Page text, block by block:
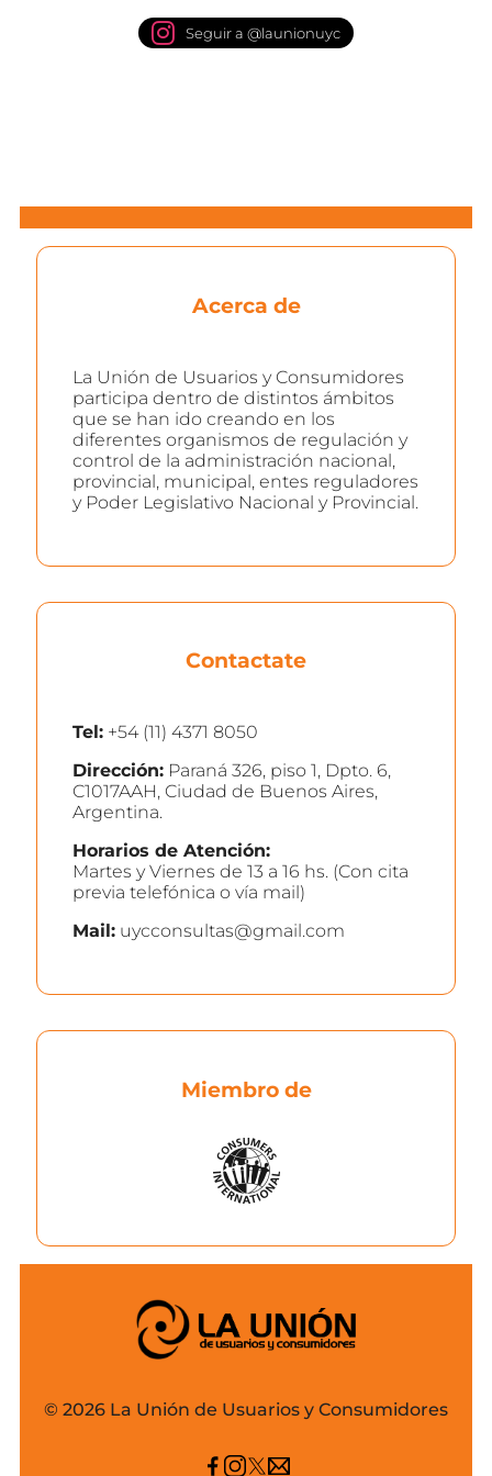
Seguir a @launionuyc
Acerca de
La Unión de Usuarios y Consumidores
participa dentro de distintos ámbitos
que se han ido creando en los
diferentes organismos de regulación y
control de la administración nacional,
provincial, municipal, entes reguladores
y Poder Legislativo Nacional y Provincial.
Contactate
Tel: +54 (11) 4371 8050
Dirección: Paraná 326, piso 1, Dpto. 6,
C1017AAH, Ciudad de Buenos Aires,
Argentina.
Horarios de Atención:
Martes y Viernes de 13 a 16 hs. (Con cita
previa telefónica o vía mail)
Mail: uycconsultas@gmail.com
Miembro de
© 2026 La Unión de Usuarios y Consumidores